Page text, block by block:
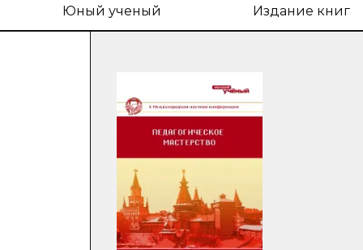
Юный ученый Издание книг